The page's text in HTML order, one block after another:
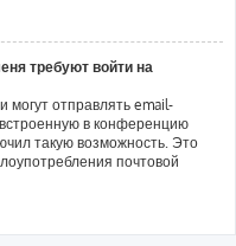
требуют войти на
могут отправлять email-
в конференцию
такую возможность. Это
почтовой